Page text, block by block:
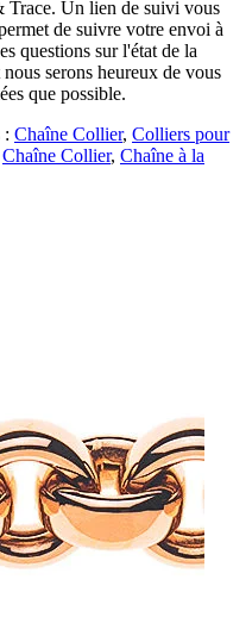
Trace. Un lien de suivi vous
de suivre votre envoi à
questions sur l'état de la
nous serons heureux de vous
que possible.
: Chaîne Collier, Colliers pour
Chaîne Collier, Chaîne à la